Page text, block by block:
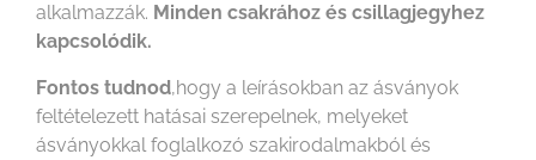
alkalmazzák. Minden csakrához és csillagjegyhez
kapcsolódik.
Fontos tudnod,hogy a leírásokban az ásványok
feltételezett hatásai szerepelnek, melyeket
ásványokkal foglalkozó szakirodalmakból és